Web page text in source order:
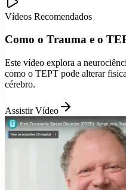
Vídeos Recomendados
Como o Trauma e o
Este vídeo explora a
como o TEPT pode alterar
cérebro.
Assistir Vídeo